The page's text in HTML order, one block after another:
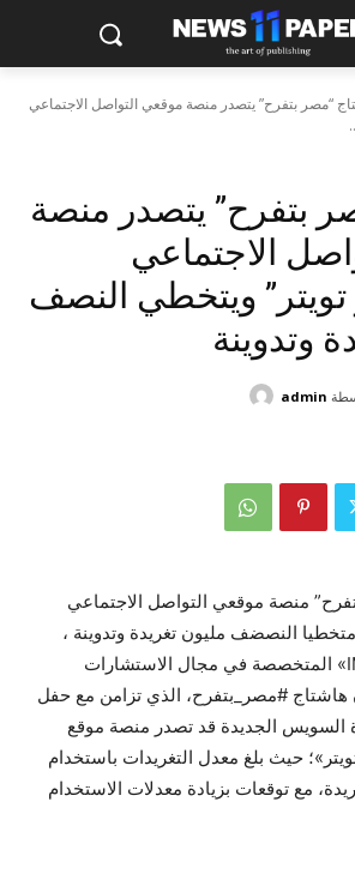
“مصر بتفرح” يتصدر منصة موقعي التواصل الاجتماعي
بتفرح” يتصدر منصة
الاجتماعي
ويتخطي النصف
وتدوينة
admin
منصة موقعي التواصل الاجتماعي
النصضف مليون تغريدة وتدوينة ،
وقالت شركة «IMFND» المتخصصة في مجال الاستشارات
هاشتاج #مصر_بتفرح، الذي تزامن مع حفل
السويس الجديدة قد تصدر منصة موقع
حيث بلغ معدل التغريدات باستخدام
214,295 تغريدة، مع توقعات بزيادة معدلات الاستخدام